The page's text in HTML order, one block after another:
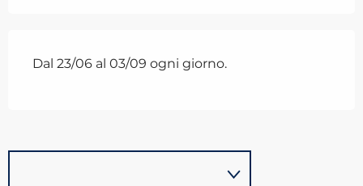
Dal 23/06 al 03/09 ogni giorno.